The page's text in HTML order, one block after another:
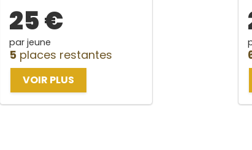
25 €
par jeune
5 places restantes
VOIR PLUS